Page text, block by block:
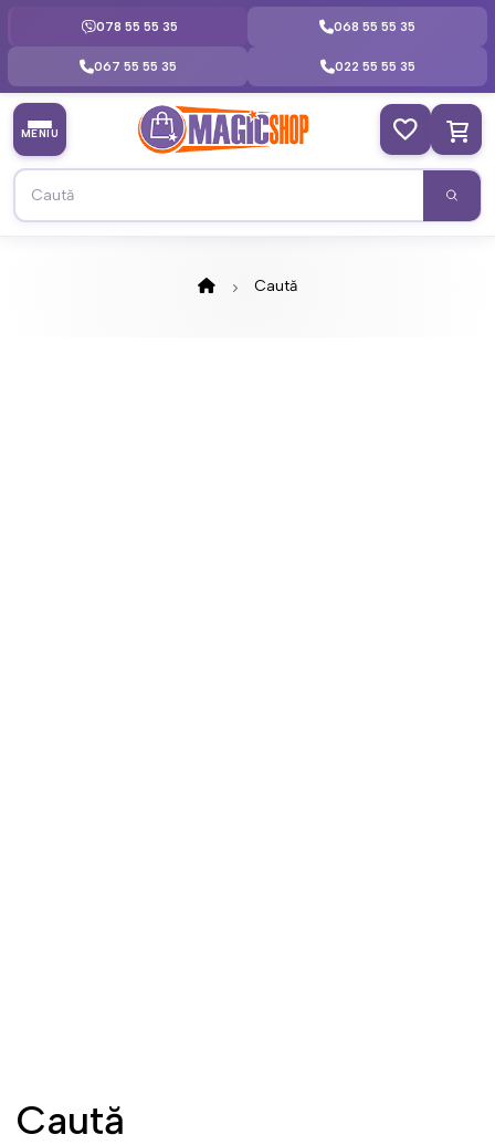
078 55 55 35 068 55 55 35
067 55 55 35 022 55 55 35
MENIU
Caută
Caută